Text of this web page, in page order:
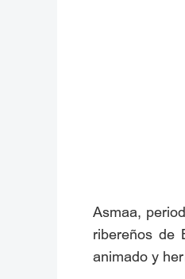
Asmaa,
ribereños de
animado y